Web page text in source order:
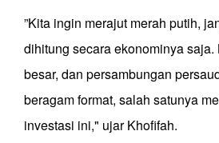
”Kita ingin merajut merah putih,
dihitung secara ekonominya saja.
besar, dan persambungan
beragam format, salah satunya
investasi ini," ujar Khofifah.